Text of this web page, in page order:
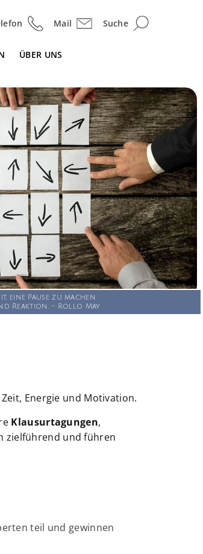
Mail Suche
ÜBER UNS
eine Pause zu machen
Reaktion. - Rollo May
Energie und Motivation.
Klausurtagungen,
zielführend und führen
teil und gewinnen